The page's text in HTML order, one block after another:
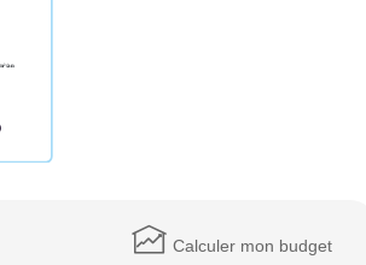
Calculer mon budget